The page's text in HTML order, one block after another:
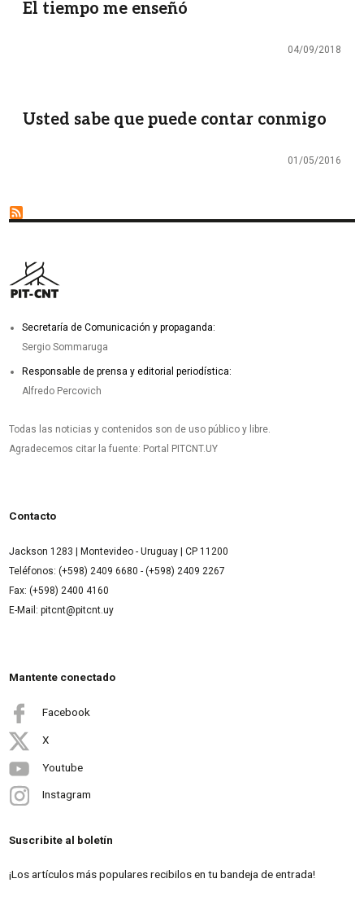
El tiempo me enseñó
04/09/2018
Usted sabe que puede contar conmigo
01/05/2016
Secretaría de Comunicación y propaganda:
Sergio Sommaruga
Responsable de prensa y editorial periodística:
Alfredo Percovich
Todas las noticias y contenidos son de uso público y libre.
Agradecemos citar la fuente: Portal PITCNT.UY
Contacto
Jackson 1283 | Montevideo - Uruguay | CP 11200
Teléfonos: (+598) 2409 6680 - (+598) 2409 2267
Fax: (+598) 2400 4160
E-Mail: pitcnt@pitcnt.uy
Mantente conectado
Facebook
X
Youtube
Instagram
Suscribite al boletín
¡Los artículos más populares recibilos en tu bandeja de entrada!